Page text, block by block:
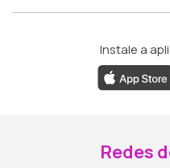
Instale a
Redes